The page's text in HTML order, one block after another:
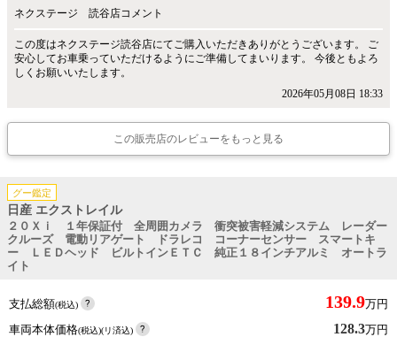
ネクステージ 読谷店コメント
この度はネクステージ読谷店にてご購入いただきありがとうございます。 ご
安心してお車乗っていただけるようにご準備してまいります。 今後ともよろ
しくお願いいたします。
2026年05月08日 18:33
この販売店のレビューをもっと見る
グー鑑定
日産 エクストレイル
２０Ｘｉ １年保証付 全周囲カメラ 衝突被害軽減システム レーダー
クルーズ 電動リアゲート ドラレコ コーナーセンサー スマートキ
ー ＬＥＤヘッド ビルトインＥＴＣ 純正１８インチアルミ オートラ
イト
支払総額(税込) 139.9万円
車両本体価格(税込)(リ済込) 128.3万円